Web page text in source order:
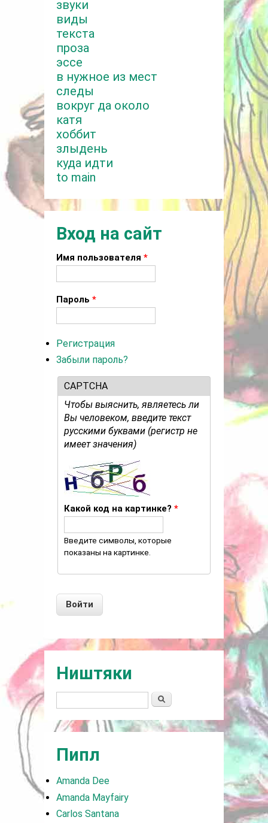
звуки
виды
текста
проза
эссе
в нужное из мест
следы
вокруг да около
катя
хоббит
злыдень
куда идти
to main
Вход на сайт
Имя пользователя *
Пароль *
Регистрация
Забыли пароль?
CAPTCHA
Чтобы выяснить, являетесь ли
Вы человеком, введите текст
русскими буквами (регистр не
имеет значения)
Какой код на картинке? *
Введите символы, которые
показаны на картинке.
Ништяки
Поиск
Пипл
Amanda Dee
Amanda Mayfairy
Carlos Santana